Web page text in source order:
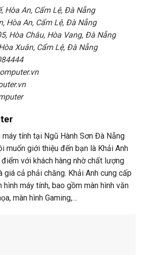
Hòa An, Cẩm Lệ, Đà Nẵng
Hòa An, Cẩm Lệ, Đà Nẵng
Hòa Châu, Hòa Vang, Đà Nẵng
Xuân, Cẩm Lệ, Đà Nẵng
tính tại Ngũ Hành Sơn Đà Nẵng
muốn giới thiệu đến bạn là Khải Anh
với khách hàng nhờ chất lượng
giá cả phải chăng. Khải Anh cung cấp
máy tính, bao gồm màn hình văn
màn hình Gaming,…